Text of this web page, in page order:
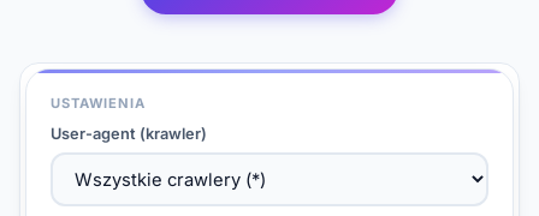
USTAWIENIA
User-agent (krawler)